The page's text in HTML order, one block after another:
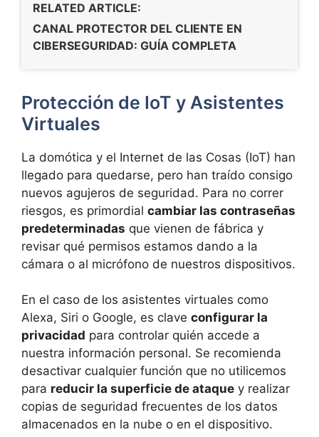
RELATED ARTICLE:
CANAL PROTECTOR DEL CLIENTE EN
CIBERSEGURIDAD: GUÍA COMPLETA
Protección de IoT y Asistentes
Virtuales
La domótica y el Internet de las Cosas (IoT) han
llegado para quedarse, pero han traído consigo
nuevos agujeros de seguridad. Para no correr
riesgos, es primordial cambiar las contraseñas
predeterminadas que vienen de fábrica y
revisar qué permisos estamos dando a la
cámara o al micrófono de nuestros dispositivos.
En el caso de los asistentes virtuales como
Alexa, Siri o Google, es clave configurar la
privacidad para controlar quién accede a
nuestra información personal. Se recomienda
desactivar cualquier función que no utilicemos
para reducir la superficie de ataque y realizar
copias de seguridad frecuentes de los datos
almacenados en la nube o en el dispositivo.